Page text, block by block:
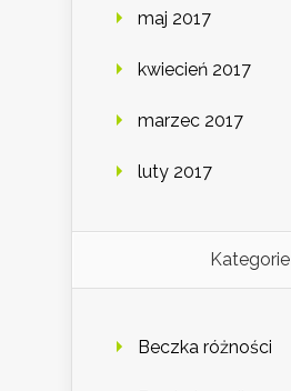
maj 2017
kwiecień 2017
marzec 2017
luty 2017
Kategorie
Beczka różności